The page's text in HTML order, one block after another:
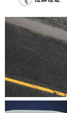
請求用戶進行身份認
恩沛科技股份有限公